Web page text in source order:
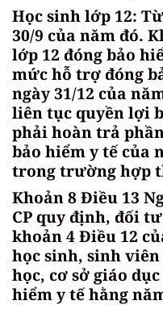
Học sinh lớp 12:
30/9 của năm đó.
lớp 12 đóng bảo
mức hỗ trợ đóng
ngày 31/12 của
liên tục quyền lợi
phải hoàn trả
bảo hiểm y tế của
trong trường hợp
Khoản 8 Điều 13
CP quy định, đối
khoản 4 Điều 12
học sinh, sinh
học, cơ sở giáo
hiểm y tế hằng